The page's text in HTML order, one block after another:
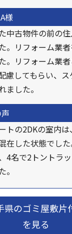
様
中古物件の前の
。リフォーム業
。リフォーム業
慮してもらい、ス
ました。
トの2DKの室内は
在した状態でし
4名で2トントラ
。
県のゴミ屋敷片
を見る